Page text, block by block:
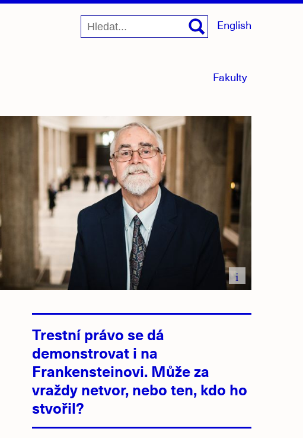
Fakultymenu
English
i
Trestní právo se dá
demonstrovat i na
Frankensteinovi. Může za
vraždy netvor, nebo ten, kdo ho
stvořil?